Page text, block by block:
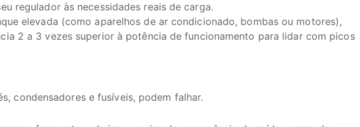
regulador às necessidades reais de carga.
elevada (como aparelhos de ar condicionado, bombas ou motores),
2 a 3 vezes superior à potência de funcionamento para lidar com picos
condensadores e fusíveis, podem falhar.